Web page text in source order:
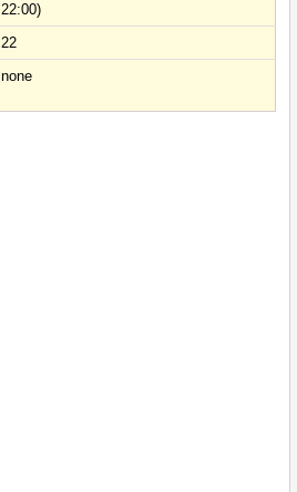
22:00)
22
none